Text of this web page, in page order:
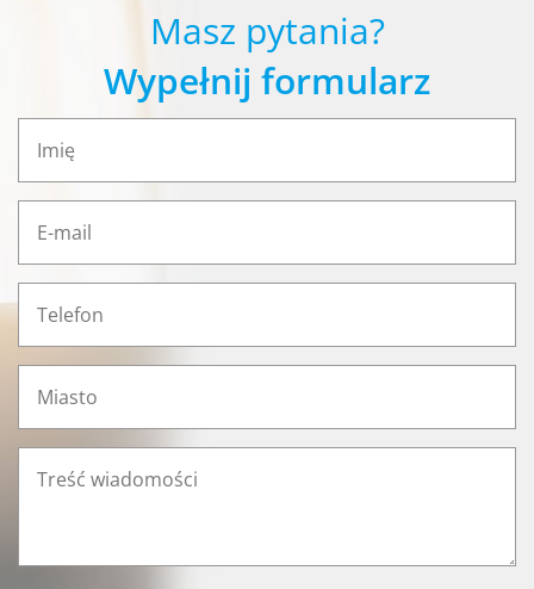
Masz pytania?
Wypełnij formularz